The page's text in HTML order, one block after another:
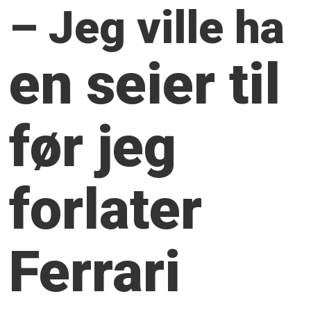
– Jeg ville ha
en seier til
før jeg
forlater
Ferrari